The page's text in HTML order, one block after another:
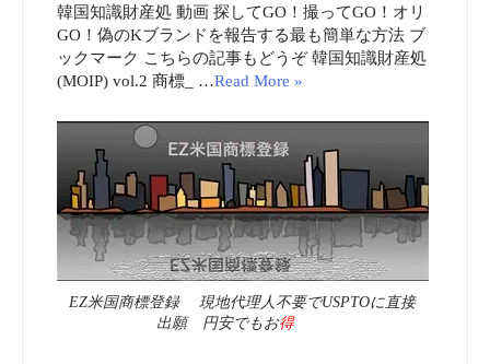
韓国知識財産処 動画 探してGO！撮ってGO！オリ
GO！偽のKブランドを報告する最も簡単な方法 ブ
ックマーク こちらの記事もどうぞ 韓国知識財産処
(MOIP) vol.2 商標_ …Read More »
EZ米国商標登録 現地代理人不要でUSPTOに直接
出願 円安でもお得